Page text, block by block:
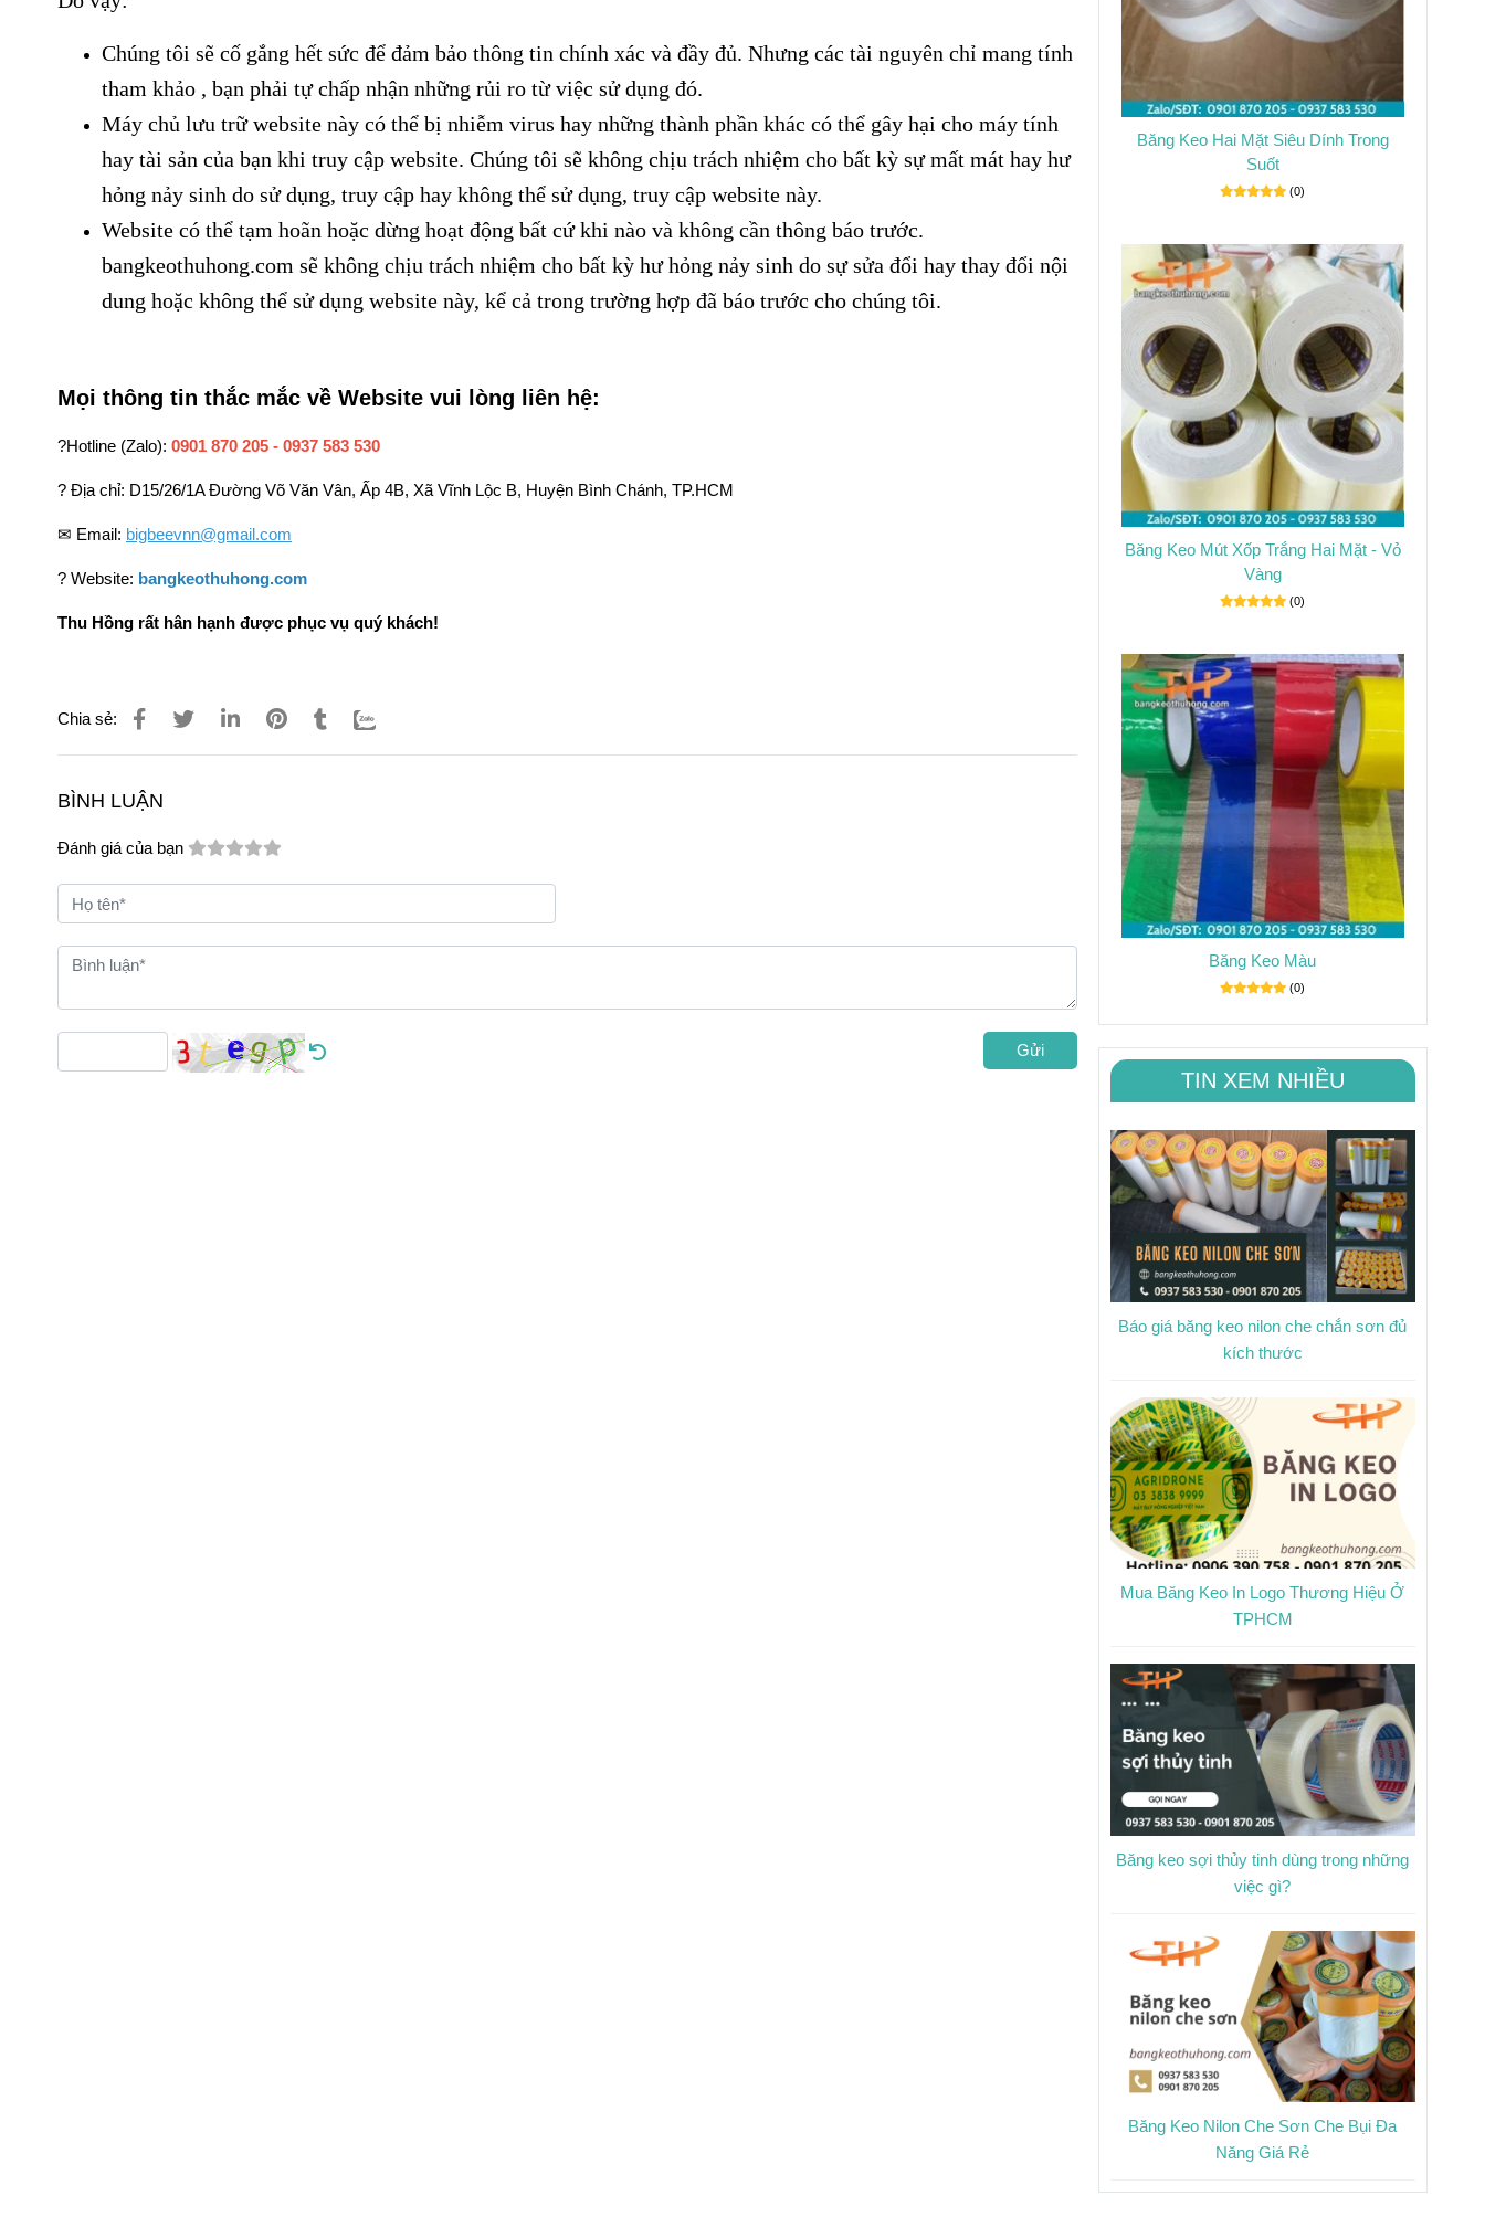
Chúng tôi sẽ cố gắng hết sức để đảm bảo thông tin chính xác và đầy đủ. Nhưng các tài nguyên chỉ mang tính
tham khảo , bạn phải tự chấp nhận những rủi ro từ việc sử dụng đó.
Máy chủ lưu trữ website này có thể bị nhiễm virus hay những thành phần khác có thể gây hại cho máy tính
hay tài sản của bạn khi truy cập website. Chúng tôi sẽ không chịu trách nhiệm cho bất kỳ sự mất mát hay hư
hỏng nảy sinh do sử dụng, truy cập hay không thể sử dụng, truy cập website này.
Website có thể tạm hoãn hoặc dừng hoạt động bất cứ khi nào và không cần thông báo trước.
bangkeothuhong.com sẽ không chịu trách nhiệm cho bất kỳ hư hỏng nảy sinh do sự sửa đổi hay thay đổi nội
dung hoặc không thể sử dụng website này, kể cả trong trường hợp đã báo trước cho chúng tôi.
Mọi thông tin thắc mắc về Website vui lòng liên hệ:
?Hotline (Zalo): 0901 870 205 - 0937 583 530
? Địa chỉ: D15/26/1A Đường Võ Văn Vân, Ấp 4B, Xã Vĩnh Lộc B, Huyện Bình Chánh, TP.HCM
✉ Email: bigbeevnn@gmail.com
? Website: bangkeothuhong.com
Thu Hồng rất hân hạnh được phục vụ quý khách!
Chia sẻ:
BÌNH LUẬN
Đánh giá của bạn
Gửi
Băng Keo Hai Mặt Siêu Dính Trong
Suốt
(0)
Băng Keo Mút Xốp Trắng Hai Mặt - Vỏ
Vàng
(0)
Băng Keo Màu
(0)
TIN XEM NHIỀU
Báo giá băng keo nilon che chắn sơn đủ
kích thước
Mua Băng Keo In Logo Thương Hiệu Ở
TPHCM
Băng keo sợi thủy tinh dùng trong những
việc gì?
Băng Keo Nilon Che Sơn Che Bụi Đa
Năng Giá Rẻ